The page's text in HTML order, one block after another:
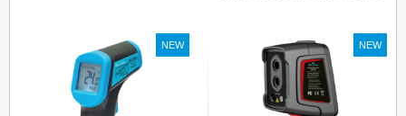
Nhiệt kế thích hợp cho
ngành công nghiệp thực
NEW NEW